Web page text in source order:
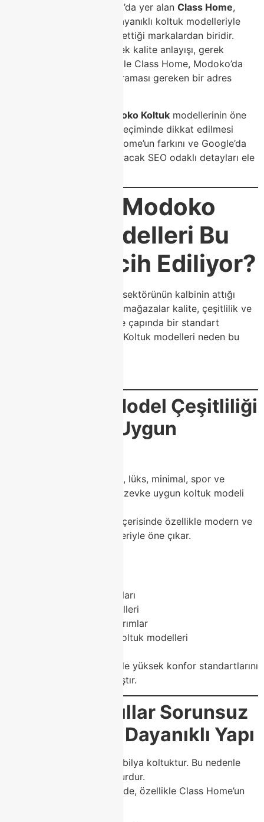
sunmasıyla bilinir. Modoko’da yer alan Class Home,
modern, fonksiyonel ve dayanıklı koltuk modelleriyle
müşterilerin en çok tercih ettiği markalardan biridir.
Gerek tasarım çizgisi, gerek kalite anlayışı, gerek
müşteri odaklı bakış açısı ile Class Home, Modoko’da
koltuk arayan herkesin uğraması gereken bir adres
Modoko Koltuk modellerinin öne
çıkan özelliklerini, koltuk seçiminde dikkat edilmesi
gereken noktaları, Class Home’un farkını ve Google’da
üst sıralara çıkmanı sağlayacak SEO odaklı detayları ele
Neden Modoko
Koltuk Modelleri Bu
Kadar Tercih Ediliyor?
Modoko, yıllardır mobilya sektörünün kalbinin attığı
noktalardan biri. Buradaki mağazalar kalite, çeşitlilik ve
tasarım konusunda Türkiye çapında bir standart
oluşturuyor. Peki Modoko Koltuk modelleri neden bu
1. Geniş Model Çeşitliliği
– Her Zevke Uygun
Modoko’da klasik, modern, lüks, minimal, spor ve
avangart olmak üzere her zevke uygun koltuk modeli
, bu çeşitlilik içerisinde özellikle modern ve
fonksiyonel koltuk modelleriyle öne çıkar.
Modern koltuk takımları
Chester koltuk modelleri
Minimal modern tasarımlar
Yataklı ve yataksız koltuk modelleri
Her biri hem estetik hem de yüksek konfor standartlarını
karşılamak için tasarlanmıştır.
2. Uzun Yıllar Sorunsuz
Kullanılabilir Dayanıklı Yapı
Evde en çok kullanılan mobilya koltuktur. Bu nedenle
dayanıklılık en önemli unsurdur.
Modoko Koltuk modellerinde, özellikle Class Home’un